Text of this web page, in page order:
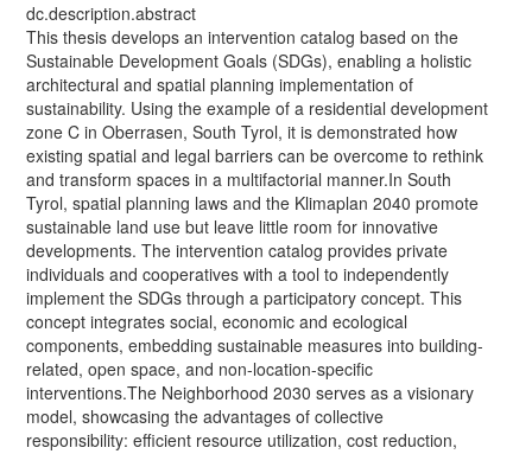
dc.description.abstract
This thesis develops an intervention catalog based on the
Sustainable Development Goals (SDGs), enabling a holistic
architectural and spatial planning implementation of
sustainability. Using the example of a residential development
zone C in Oberrasen, South Tyrol, it is demonstrated how
existing spatial and legal barriers can be overcome to rethink
and transform spaces in a multifactorial manner.In South
Tyrol, spatial planning laws and the Klimaplan 2040 promote
sustainable land use but leave little room for innovative
developments. The intervention catalog provides private
individuals and cooperatives with a tool to independently
implement the SDGs through a participatory concept. This
concept integrates social, economic and ecological
components, embedding sustainable measures into building-
related, open space, and non-location-specific
interventions.The Neighborhood 2030 serves as a visionary
model, showcasing the advantages of collective
responsibility: efficient resource utilization, cost reduction,